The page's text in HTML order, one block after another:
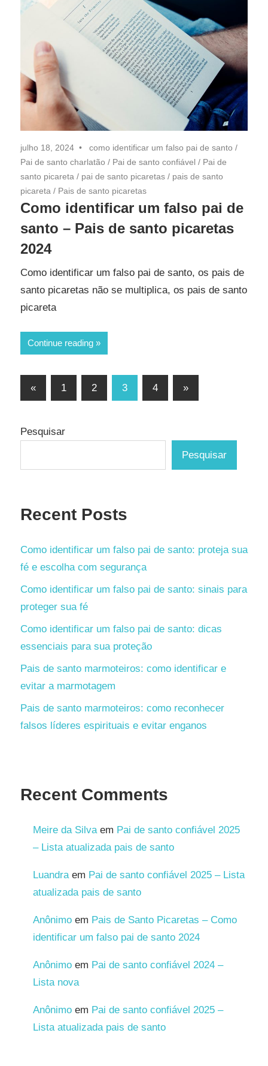
julho 18, 2024 como identificar um falso pai de santo /
Pai de santo charlatão / Pai de santo confiável / Pai de
santo picareta / pai de santo picaretas / pais de santo
picareta / Pais de santo picaretas
Como identificar um falso pai de
santo – Pais de santo picaretas
2024
Como identificar um falso pai de santo, os pais de
santo picaretas não se multiplica, os pais de santo
picareta
Continue reading
Paginação
posts
«Previous
Posts
1 2 3 4
Next
Posts
»
Pesquisar
Pesquisar
Recent Posts
Como identificar um falso pai de santo: proteja sua
fé e escolha com segurança
Como identificar um falso pai de santo: sinais para
proteger sua fé
Como identificar um falso pai de santo: dicas
essenciais para sua proteção
Pais de santo marmoteiros: como identificar e
evitar a marmotagem
Pais de santo marmoteiros: como reconhecer
falsos líderes espirituais e evitar enganos
Recent Comments
Meire da Silvaem Pai de santo confiável 2025
– Lista atualizada pais de santo
Luandraem Pai de santo confiável 2025 – Lista
atualizada pais de santo
Anônimo em Pais de Santo Picaretas – Como
identificar um falso pai de santo 2024
Anônimo em Pai de santo confiável 2024 –
Lista nova
Anônimo em Pai de santo confiável 2025 –
Lista atualizada pais de santo